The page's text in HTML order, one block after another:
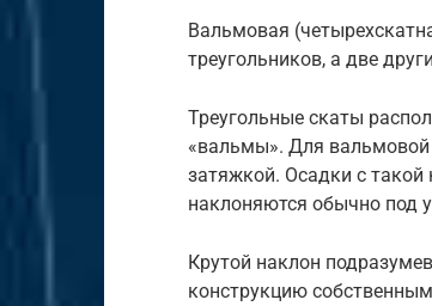
Вальмовая
треугольников, а две
Треугольные скаты
«вальмы». Для вальмовой
затяжкой. Осадки с
наклоняются обычно под
Крутой наклон
конструкцию